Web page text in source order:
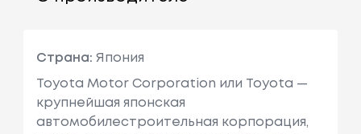
Страна: Япония
Toyota Motor Corporation или Toyota —
крупнейшая японская
автомобилестроительная корпорация,